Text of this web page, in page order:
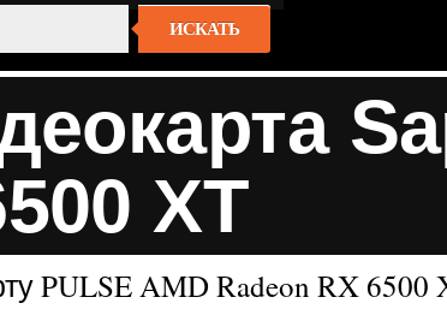
ИСКАТЬ
XT
PULSE AMD Radeon RX